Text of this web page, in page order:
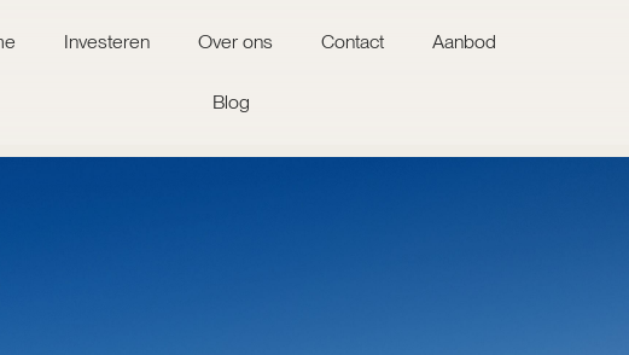
Investeren Over ons Contact Aanbod
Blog